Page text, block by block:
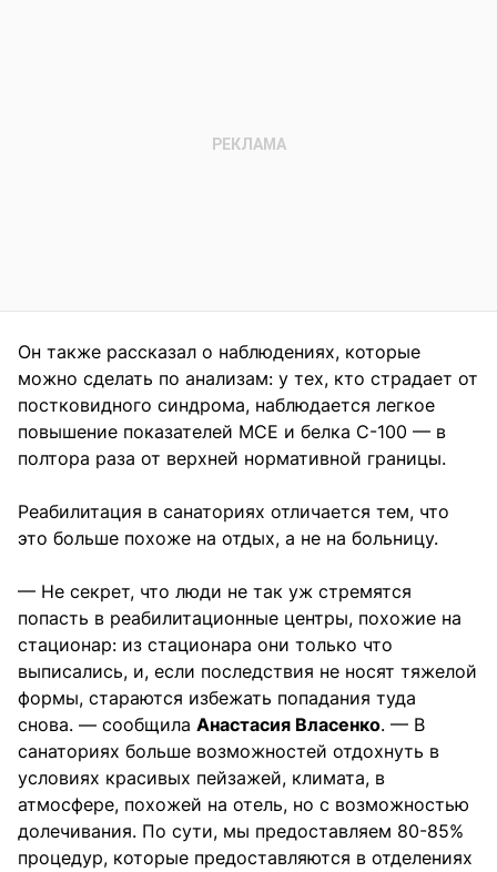
Он также рассказал о наблюдениях, которые
можно сделать по анализам: у тех, кто страдает от
постковидного синдрома, наблюдается легкое
повышение показателей МСЕ и белка С-100 — в
полтора раза от верхней нормативной границы.
Реабилитация в санаториях отличается тем, что
это больше похоже на отдых, а не на больницу.
— Не секрет, что люди не так уж стремятся
попасть в реабилитационные центры, похожие на
стационар: из стационара они только что
выписались, и, если последствия не носят тяжелой
формы, стараются избежать попадания туда
снова. — сообщила Анастасия Власенко. — В
санаториях больше возможностей отдохнуть в
условиях красивых пейзажей, климата, в
атмосфере, похожей на отель, но с возможностью
долечивания. По сути, мы предоставляем 80-85%
процедур, которые предоставляются в отделениях